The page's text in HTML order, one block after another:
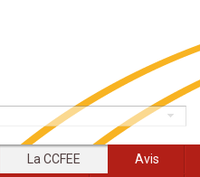
La CCFEE
Avis